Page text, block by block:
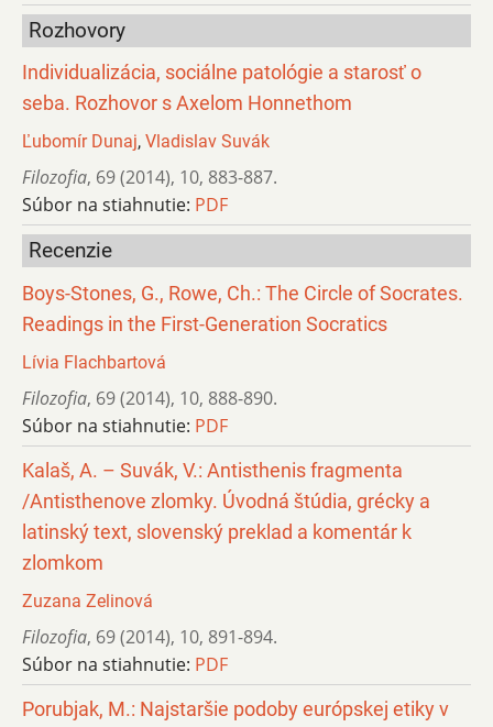
Rozhovory
Individualizácia, sociálne patológie a starosť o
seba. Rozhovor s Axelom Honnethom
Ľubomír Dunaj, Vladislav Suvák
Filozofia, 69 (2014), 10, 883-887.
Súbor na stiahnutie: PDF
Recenzie
Boys-Stones, G., Rowe, Ch.: The Circle of Socrates.
Readings in the First-Generation Socratics
Lívia Flachbartová
Filozofia, 69 (2014), 10, 888-890.
Súbor na stiahnutie: PDF
Kalaš, A. – Suvák, V.: Antisthenis fragmenta
/Antisthenove zlomky. Úvodná štúdia, grécky a
latinský text, slovenský preklad a komentár k
zlomkom
Zuzana Zelinová
Filozofia, 69 (2014), 10, 891-894.
Súbor na stiahnutie: PDF
Porubjak, M.: Najstaršie podoby európskej etiky v